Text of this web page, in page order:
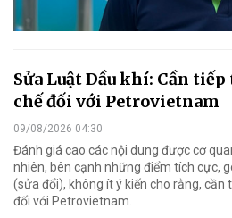
Sửa Luật Dầu khí: Cần
chế đối với Petrovietnam
09/08/2026 04:30
Đánh giá cao các nội dung được cơ
nhiên, bên cạnh những điểm tích cực,
(sửa đổi), không ít ý kiến cho rằng, cần
đối với Petrovietnam.